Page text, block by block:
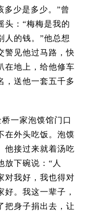
多少是多少。 ”曾
： “梅梅是我的
的钱。 ”他总想
警见他过马路，快
在地上，给他修车
，送他一套五千多
一家泡馍馆门口
外头吃饭。泡馍
他接过来就着汤吃
下碗说： “ 人
对我好，我也得对
。我这一辈子，
把身子捐出去，让